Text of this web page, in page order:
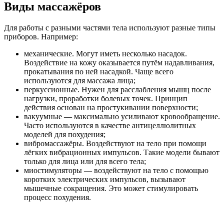
Виды массажёров
Для работы с разными частями тела используют разные типы
приборов. Например:
механические. Могут иметь несколько насадок.
Воздействие на кожу оказывается путём надавливания,
прокатывания по ней насадкой. Чаще всего
используются для массажа лица;
перкуссионные. Нужен для расслабления мышц после
нагрузки, проработки болевых точек. Принцип
действия основан на простукивании поверхности;
вакуумные — максимально усиливают кровообращение.
Часто используются в качестве антицеллюлитных
моделей для похудения;
вибромассажёры. Воздействуют на тело при помощи
лёгких вибрационных импульсов. Такие модели бывают
только для лица или для всего тела;
миостимуляторы — воздействуют на тело с помощью
коротких электрических импульсов, вызывают
мышечные сокращения. Это может стимулировать
процесс похудения.